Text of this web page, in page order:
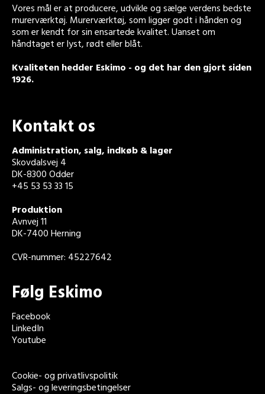
Vores mål er at producere, udvikle og sælge verdens bedste
murerværktøj. Murerværktøj, som ligger godt i hånden og
som er kendt for sin ensartede kvalitet. Uanset om
håndtaget er lyst, rødt eller blåt.
Kvaliteten hedder Eskimo - og det har den gjort siden
1926.
Kontakt os
Administration, salg, indkøb & lager
Skovdalsvej 4
DK-8300 Odder
+45 53 53 33 15
Produktion
Avnvej 11
DK-7400 Herning
CVR-nummer: 45227642
Følg Eskimo
Facebook
LinkedIn
Youtube
Cookie- og privatlivspolitik
Salgs- og leveringsbetingelser